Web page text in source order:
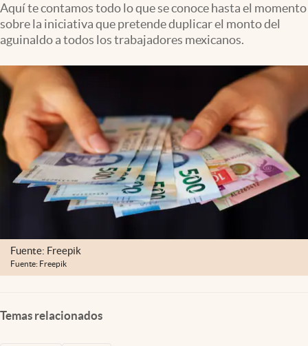
Clima
Espiritualidad
Mediakit
abre en nueva pestaña
México
Aquí te contamos todo lo que se conoce hasta el momento
sobre la iniciativa que pretende duplicar el monto del
aguinaldo a todos los trabajadores mexicanos.
Fuente: Freepik
Fuente: Freepik
Temas relacionados